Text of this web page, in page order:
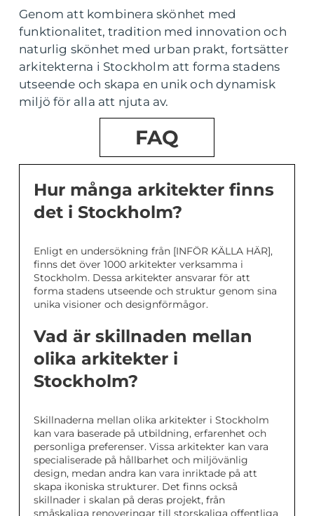
Genom att kombinera skönhet med
funktionalitet, tradition med innovation och
naturlig skönhet med urban prakt, fortsätter
arkitekterna i Stockholm att forma stadens
utseende och skapa en unik och dynamisk
miljö för alla att njuta av.
FAQ
Hur många arkitekter finns
det i Stockholm?
Enligt en undersökning från [INFÖR KÄLLA HÄR],
finns det över 1000 arkitekter verksamma i
Stockholm. Dessa arkitekter ansvarar för att
forma stadens utseende och struktur genom sina
unika visioner och designförmågor.
Vad är skillnaden mellan
olika arkitekter i
Stockholm?
Skillnaderna mellan olika arkitekter i Stockholm
kan vara baserade på utbildning, erfarenhet och
personliga preferenser. Vissa arkitekter kan vara
specialiserade på hållbarhet och miljövänlig
design, medan andra kan vara inriktade på att
skapa ikoniska strukturer. Det finns också
skillnader i skalan på deras projekt, från
småskaliga renoveringar till storskaliga offentliga